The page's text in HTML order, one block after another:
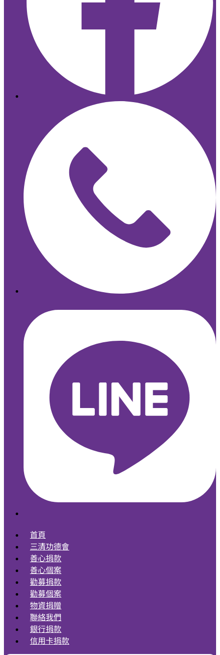
首頁
三清功德會
善心捐款
善心個案
勸募捐款
勸募個案
物資捐贈
聯絡我們
銀行捐款
信用卡捐款